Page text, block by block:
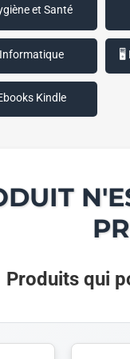
et Santé
🖥️
Kindle
Produits qui